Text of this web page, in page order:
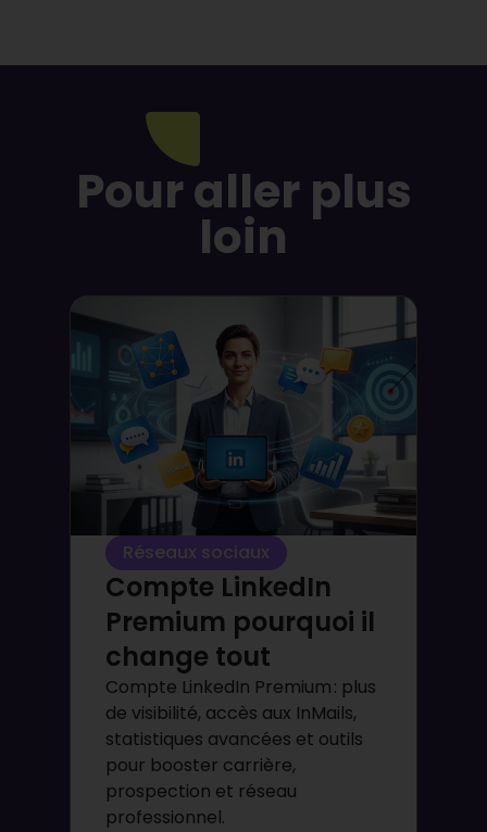
Pour aller plus
loin
Réseaux sociaux
Compte LinkedIn
Premium pourquoi il
change tout
Compte LinkedIn Premium : plus
de visibilité, accès aux InMails,
statistiques avancées et outils
pour booster carrière,
prospection et réseau
professionnel.